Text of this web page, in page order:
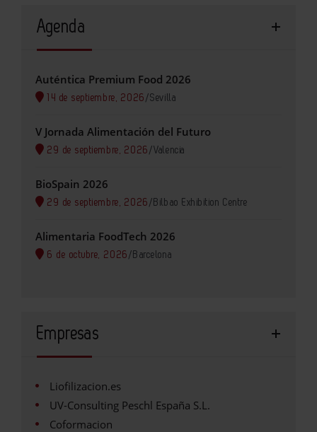
Agenda
Auténtica Premium Food 2026
14 de septiembre, 2026 /Sevilla
V Jornada Alimentación del Futuro
29 de septiembre, 2026 /Valencia
BioSpain 2026
29 de septiembre, 2026 / Bilbao Exhibition Centre
Alimentaria FoodTech 2026
6 de octubre, 2026 / Barcelona
Empresas
Liofilizacion.es
UV-Consulting Peschl España S.L.
Coformacion